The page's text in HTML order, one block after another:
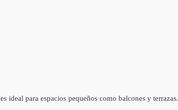
es ideal para espacios pequeños como balcones y